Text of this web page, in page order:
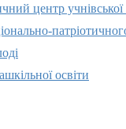
центр учнівської
освіти